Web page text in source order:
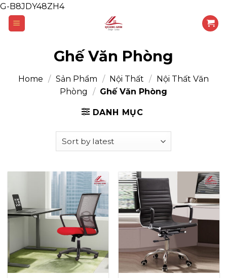
G-B8JDY48ZH4Skip
Ghế Văn Phòng
Home / Sản Phẩm / Nội Thất /
Nội Thất Văn
Phòng
/ Ghế Văn Phòng
DANH MỤC